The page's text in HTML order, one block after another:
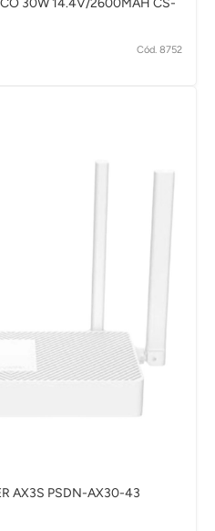
30W 14.4V/2600MAH CS-
Cód. 8752
AX3S PSDN-AX30-43